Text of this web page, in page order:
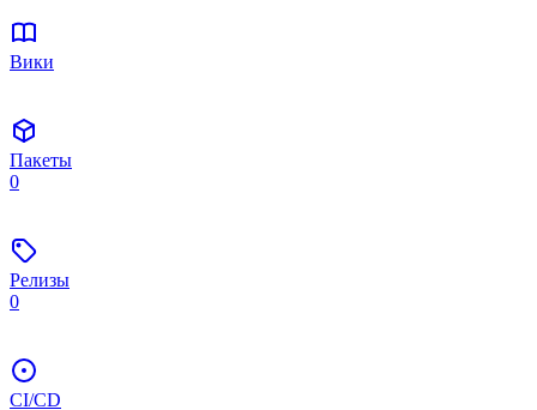
Вики
Пакеты
0
Релизы
0
CI/CD